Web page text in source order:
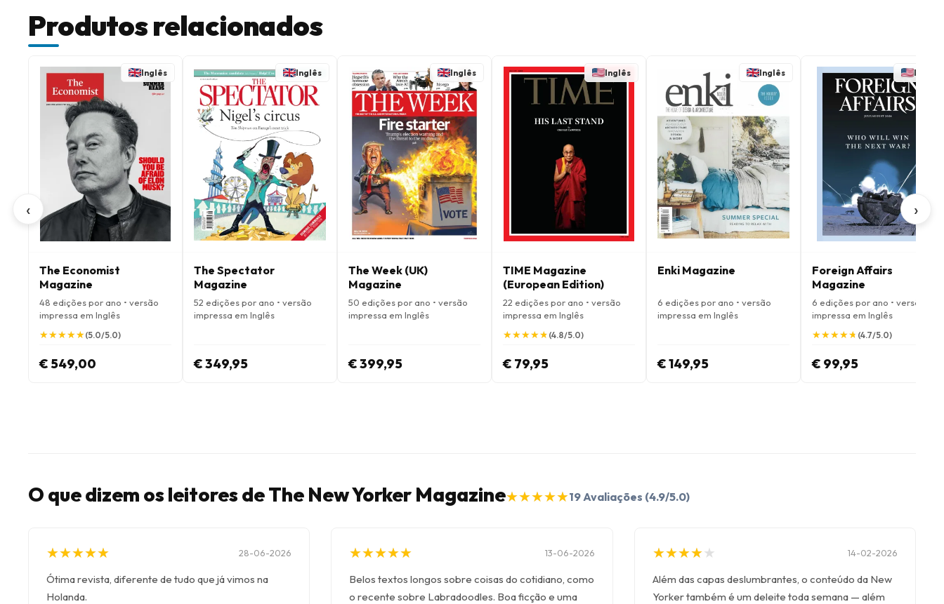
Produtos relacionados
‹
Inglês
The Economist
Magazine
48 edições por ano • versão
impressa em Inglês
★
★★
★★
★★
★★
★(5.0/5.0)
€ 549,00
Inglês
The Spectator
Magazine
52 edições por ano • versão
impressa em Inglês
€ 349,95
Inglês
The Week (UK)
Magazine
50 edições por ano • versão
impressa em Inglês
€ 399,95
Inglês
TIME Magazine
(European Edition)
22 edições por ano • versão
impressa em Inglês
★
★★
★★
★★
★★
★ (4.8/5.0)
€ 79,95
Inglês
Enki Magazine
6 edições por ano • versão
impressa em Inglês
€ 149,95
Inglês
Foreign Affairs
Magazine
6 edições por ano • versão
impressa em Inglês
★
★★
★★
★★
★★
★ (4.7/5.0)
€ 99,95
›
O que dizem os leitores de The New Yorker Magazine★
★★
★★
★★
★★
★19Avaliações (4.9/5.0)
★
★★
★★
★★
★★
★ 28-06-2026
Ótima revista, diferente de tudo que já vimos na
Holanda.
★
★★
★★
★★
★★
★ 13-06-2026
Belos textos longos sobre coisas do cotidiano, como
o recente sobre Labradoodles. Boa ficção e uma
★
★★
★★
★★
★★
★ 14-02-2026
Além das capas deslumbrantes, o conteúdo da New
Yorker também é um deleite toda semana — além